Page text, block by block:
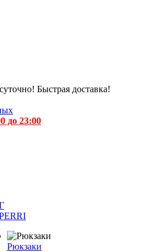
Быстрая доставка!
до 23:00
Рюкзаки